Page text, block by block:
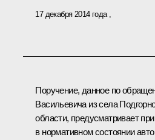
17 декабря 2014 года
Поручение, данное по
Васильевича из села
области, предусматривает
в нормативном состоянии